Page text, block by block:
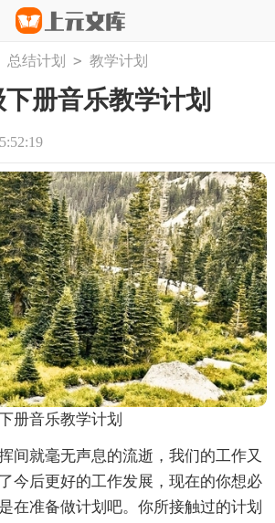
总结计划 > 教学计划
册音乐教学计划
册音乐教学计划
间就毫无声息的流逝，我们的工作又
今后更好的工作发展，现在的你想必
在准备做计划吧。你所接触过的计划